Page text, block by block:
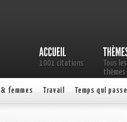
1001 citations
Tous les
thèmes
& femmes Travail Temps qui passe